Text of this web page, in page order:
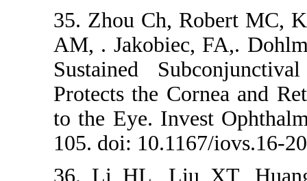
35. Zhou Ch,
AM, .
Sustained
Protects the
to the Eye.
105. doi:
36. Li HL,